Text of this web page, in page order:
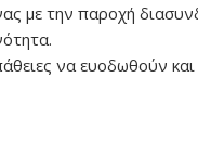
με την παροχή
να ευοδωθούν